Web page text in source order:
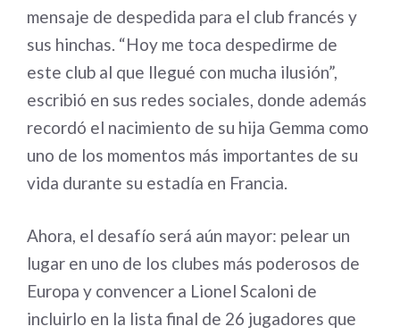
mensaje de despedida para el club francés y
sus hinchas. “Hoy me toca despedirme de
este club al que llegué con mucha ilusión”,
escribió en sus redes sociales, donde además
recordó el nacimiento de su hija Gemma como
uno de los momentos más importantes de su
vida durante su estadía en Francia.
Ahora, el desafío será aún mayor: pelear un
lugar en uno de los clubes más poderosos de
Europa y convencer a Lionel Scaloni de
incluirlo en la lista final de 26 jugadores que